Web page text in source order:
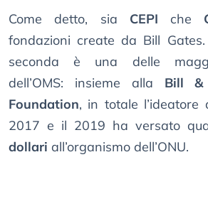
Come detto, sia CEPI che
fondazioni create da Bill
seconda è una delle
dell’OMS: insieme alla Bill &
Foundation, in totale
2017 e il 2019 ha versato
dollari all’organismo dell’ONU.